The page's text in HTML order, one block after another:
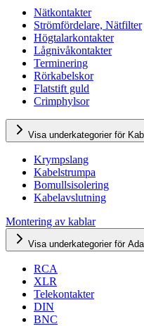
Nätkontakter
Strömfördelare, Nätfilter
Högtalarkontakter
Lågnivåkontakter
Terminering
Rörkabelskor
Flatstift guld
Crimphylsor
Visa underkategorier för
Krympslang
Kabelstrumpa
Bomullsisolering
Kabelavslutning
Montering av kablar
Visa underkategorier för
RCA
XLR
Telekontakter
DIN
BNC